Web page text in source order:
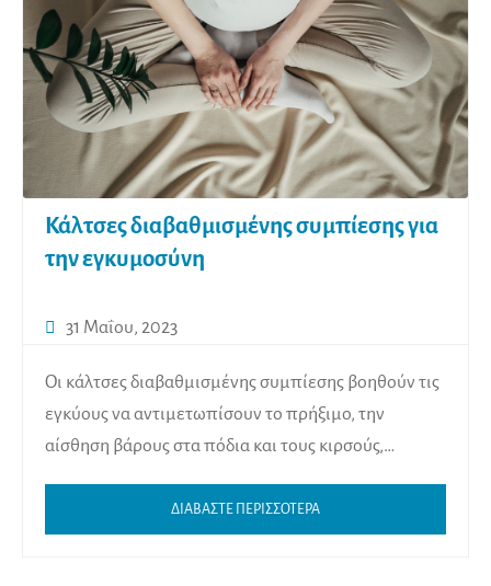
Κάλτσες διαβαθμισμένης συμπίεσης για
την εγκυμοσύνη
31 Μαΐου, 2023
Οι κάλτσες διαβαθμισμένης συμπίεσης βοηθούν τις
εγκύους να αντιμετωπίσουν το πρήξιμο, την
αίσθηση βάρους στα πόδια και τους κιρσούς,…
ΔΙΑΒΑΣΤΕ ΠΕΡΙΣΣΟΤΕΡΑ